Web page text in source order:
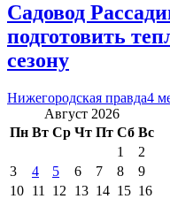
Садовод
подготовить
сезону
Нижегородская правда4
Август 2026
Пн Вт Ср Чт Пт Сб Вс
1
2
3
4 5 6 7 8
9
10 11 12 13 14 15 16